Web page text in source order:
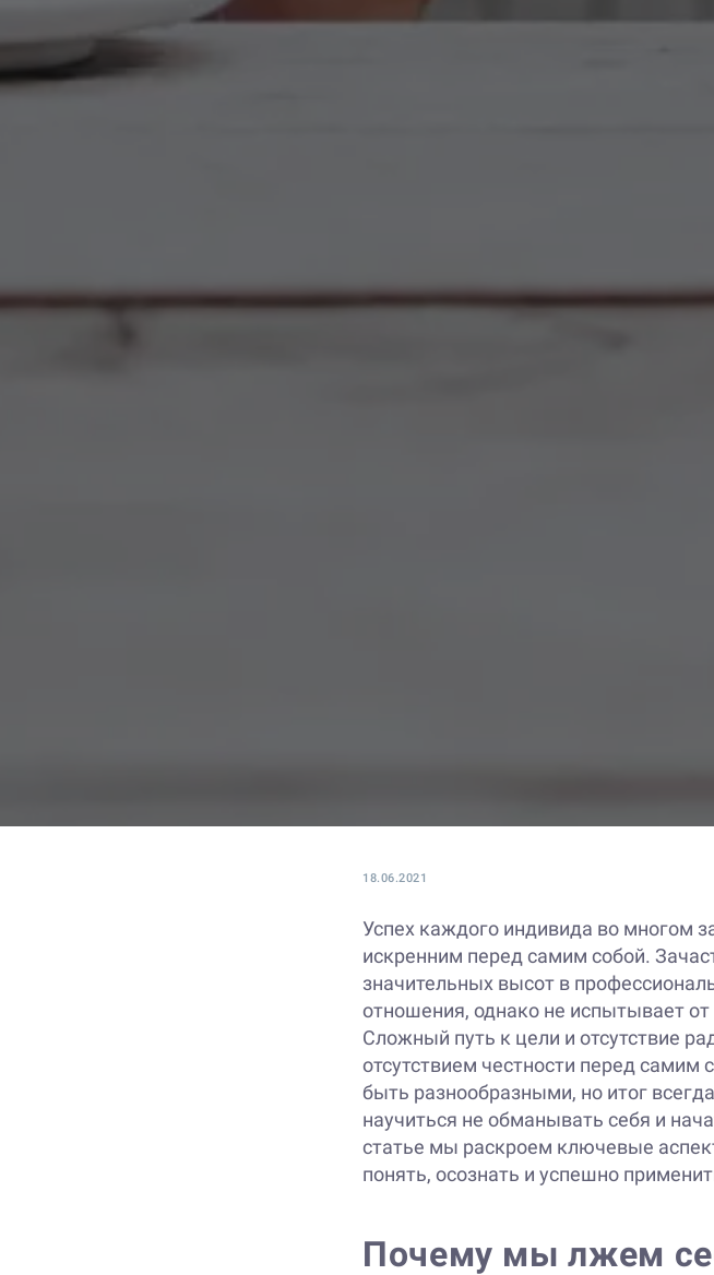
18.06.2021
Успех каждого индивида во многом
искренним перед самим собой.
значительных высот в
отношения, однако не испытывает от
Сложный путь к цели и отсутствие
отсутствием честности перед
быть разнообразными, но итог
научиться не обманывать себя и
статье мы раскроем ключевые
понять, осознать и успешно
Почему мы лжем